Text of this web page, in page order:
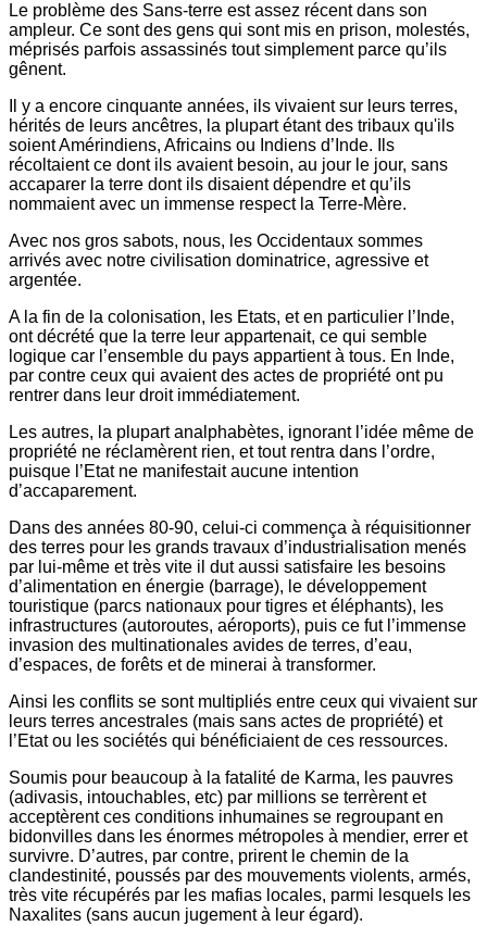
Le problème des Sans-terre est assez récent dans son
ampleur. Ce sont des gens qui sont mis en prison, molestés,
méprisés parfois assassinés tout simplement parce qu’ils
gênent.
Il y a encore cinquante années, ils vivaient sur leurs terres,
hérités de leurs ancêtres, la plupart étant des tribaux qu'ils
soient Amérindiens, Africains ou Indiens d’Inde. Ils
récoltaient ce dont ils avaient besoin, au jour le jour, sans
accaparer la terre dont ils disaient dépendre et qu’ils
nommaient avec un immense respect la Terre-Mère.
Avec nos gros sabots, nous, les Occidentaux sommes
arrivés avec notre civilisation dominatrice, agressive et
argentée.
A la fin de la colonisation, les Etats, et en particulier l’Inde,
ont décrété que la terre leur appartenait, ce qui semble
logique car l’ensemble du pays appartient à tous. En Inde,
par contre ceux qui avaient des actes de propriété ont pu
rentrer dans leur droit immédiatement.
Les autres, la plupart analphabètes, ignorant l’idée même de
propriété ne réclamèrent rien, et tout rentra dans l’ordre,
puisque l’Etat ne manifestait aucune intention
d’accaparement.
Dans des années 80-90, celui-ci commença à réquisitionner
des terres pour les grands travaux d’industrialisation menés
par lui-même et très vite il dut aussi satisfaire les besoins
d’alimentation en énergie (barrage), le développement
touristique (parcs nationaux pour tigres et éléphants), les
infrastructures (autoroutes, aéroports), puis ce fut l’immense
invasion des multinationales avides de terres, d’eau,
d’espaces, de forêts et de minerai à transformer.
Ainsi les conflits se sont multipliés entre ceux qui vivaient sur
leurs terres ancestrales (mais sans actes de propriété) et
l’Etat ou les sociétés qui bénéficiaient de ces ressources.
Soumis pour beaucoup à la fatalité de Karma, les pauvres
(adivasis, intouchables, etc) par millions se terrèrent et
acceptèrent ces conditions inhumaines se regroupant en
bidonvilles dans les énormes métropoles à mendier, errer et
survivre. D’autres, par contre, prirent le chemin de la
clandestinité, poussés par des mouvements violents, armés,
très vite récupérés par les mafias locales, parmi lesquels les
Naxalites (sans aucun jugement à leur égard).